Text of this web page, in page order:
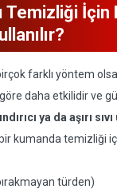
Temizliği İçin
farklı yöntem olsa
daha etkilidir ve
ya da aşırı
kumanda temizliği
türden)